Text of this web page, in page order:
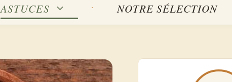
ASTUCES NOTRE SÉLECTION